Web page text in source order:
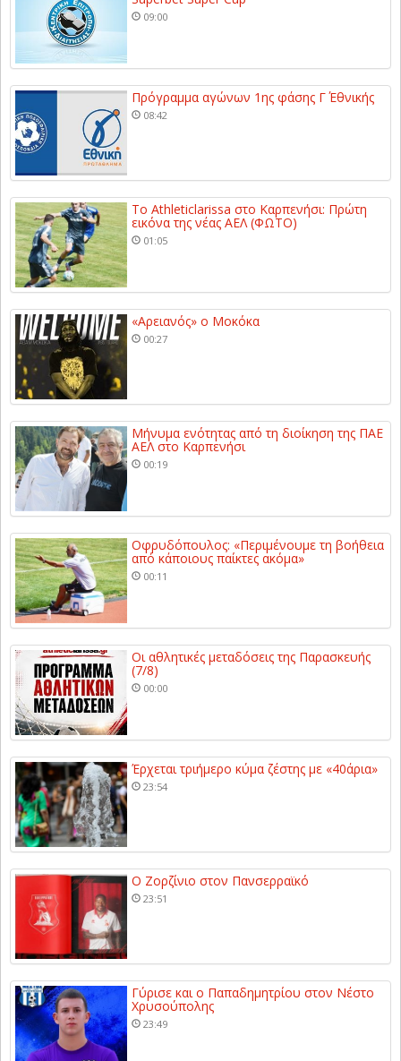
09:00
Πρόγραμμα αγώνων 1ης φάσης Γ΄ Εθνικής
08:42
Το Athleticlarissa στο Καρπενήσι: Πρώτη
εικόνα της νέας ΑΕΛ (ΦΩΤΟ)
01:05
«Αρειανός» ο Μοκόκα
00:27
Μήνυμα ενότητας από τη διοίκηση της ΠΑΕ
ΑΕΛ στο Καρπενήσι
00:19
Οφρυδόπουλος: «Περιμένουμε τη βοήθεια
από κάποιους παίκτες ακόμα»
00:11
Οι αθλητικές μεταδόσεις της Παρασκευής
(7/8)
00:00
Έρχεται τριήμερο κύμα ζέστης με «40άρια»
23:54
Ο Ζορζίνιο στον Πανσερραϊκό
23:51
Γύρισε και ο Παπαδημητρίου στον Νέστο
Χρυσούπολης
23:49